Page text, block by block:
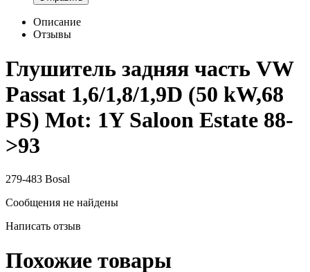
Описание
Отзывы
Глушитель задняя часть VW
Passat 1,6/1,8/1,9D (50 kW,68
PS) Mot: 1Y Saloon Estate 88-
>93
279-483 Bosal
Сообщения не найдены
Написать отзыв
Похожие товары